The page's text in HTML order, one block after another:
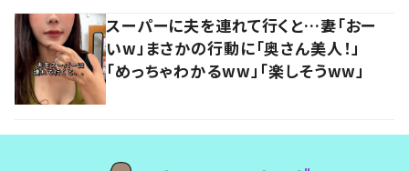
スーパーに夫を連れて行くと…妻「おー
いw」まさかの行動に「奥さん美人！」
「めっちゃわかるww」「楽しそうww」